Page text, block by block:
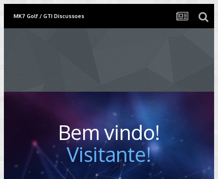
MK7 Golf / GTI Discussoes
Bem vindo!
Visitante!